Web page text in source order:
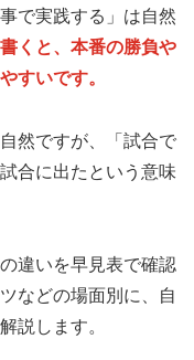
で実践する」は自然
くと、本番の勝負や
すいです。
然ですが、「試合で
合に出たという意味
違いを早見表で確認
などの場面別に、自
説します。